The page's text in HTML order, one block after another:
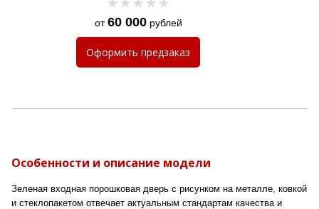
от60 000рублей
Оформить предзаказ
Особенности и описание модели
Зеленая входная порошковая дверь с рисунком на металле, ковкой
и стеклопакетом отвечает актуальным стандартам качества и